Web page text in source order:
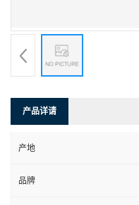
产品详请
产地
品牌